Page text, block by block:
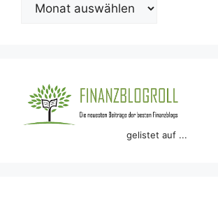
gelistet auf ...